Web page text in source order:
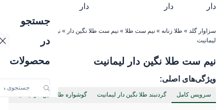
جستجو
در
محصولات
سزاوار گلد » طلا زنانه » نیم ست طلا » نیم ست طلا نگین دار » نیم ست طلا نگین دار
لیمانیت
نیم ست طلا نگین دار لیمانیت
ویژگی‌های اصلی:
سرویس کامل گردنبند طلا نگین دار لیمانیت گوشواره طلا نگین دار لیمانیت